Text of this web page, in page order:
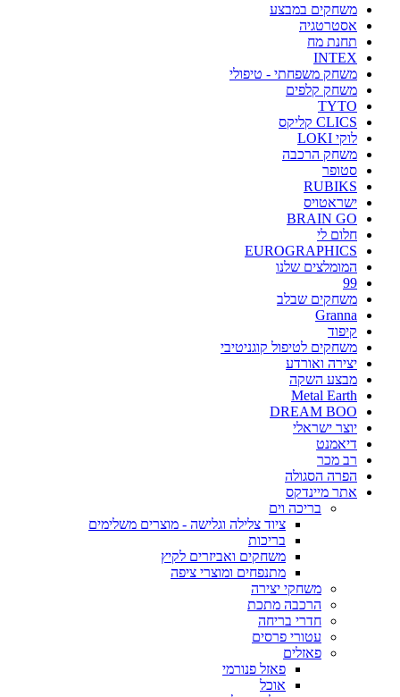
משחקים במבצע
אסטרטגיה
תחנת מח
INTEX
משחק משפחתי - טיפולי
משחק קלפים
TYTO
CLICS קליקס
לוקי LOKI
משחק הרכבה
סטופר
RUBIKS
ישראטויס
BRAIN GO
חלום לי
EUROGRAPHICS
המומלצים שלנו
99
משחקים שבלב
Granna
קיפוד
משחקים לטיפול קוגניטיבי
יצירה ואורדע
מבצע השקה
Metal Earth
DREAM BOO
יוצר ישראלי
דיאמנט
רב מכר
הפרה הסגולה
אתר מיינדקס
בריכה וים
ציוד צלילה וגלישה - מוצרים משלימים
בריכות
משחקים ואביזרים לקיץ
מתנפחים ומוצרי ציפה
משחקי יצירה
הרכבה מתכת
חדרי בריחה
עטורי פרסים
פאזלים
פאזל פנורמי
אוכל